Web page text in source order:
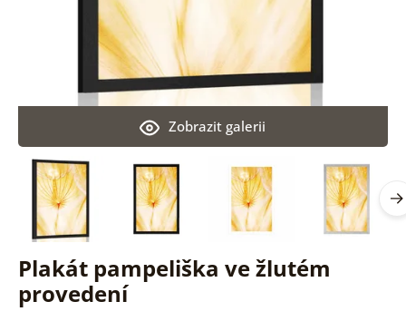
Plakát pampeliška ve žlutém
provedení
Zobrazit galerii